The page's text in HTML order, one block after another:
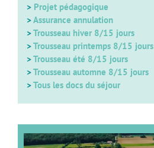
> Projet pédagogique
>Assurance annulation
>Trousseau hiver 8/15 jours
>Trousseau printemps 8/15 jours
>Trousseau été 8/15 jours
>Trousseau automne 8/15 jours
>Tous les docs du séjour